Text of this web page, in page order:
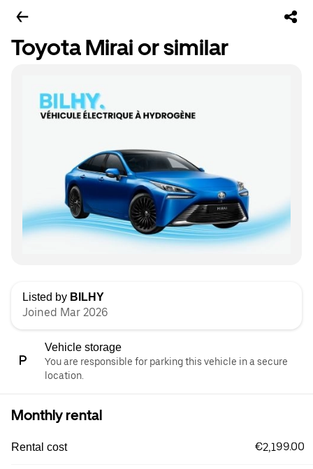
Toyota Mirai or similar
Listed by BILHY
Joined Mar 2026
Vehicle storage
You are responsible for parking this vehicle in a secure
location.
Monthly rental
Rental cost €2,199.00